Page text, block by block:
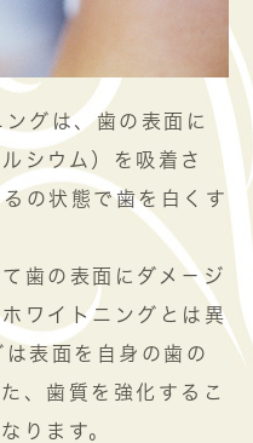
グは、歯の表面に
シウム）を吸着さ
の状態で歯を白くす
歯の表面にダメ－ジ
ワイトニングとは異
表面を自身の歯の
、歯質を強化するこ
ります。